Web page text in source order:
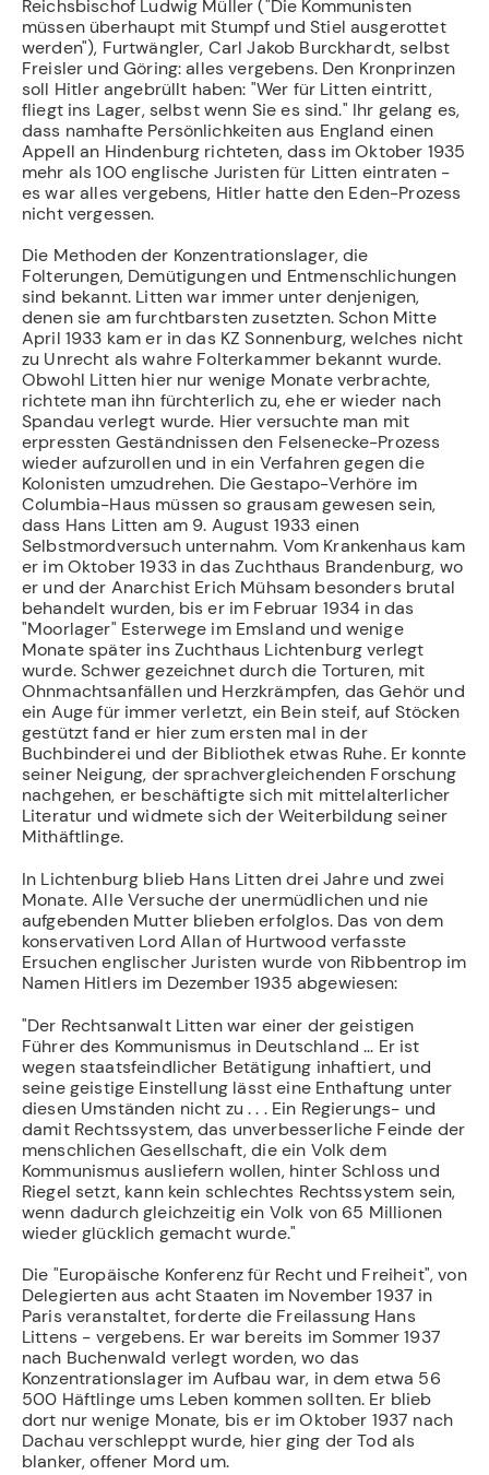
Reichsbi­schof Ludwig Müller ("Die Kommunisten
müssen überhaupt mit Stumpf und Stiel aus­gerottet
werden"), Furtwängler, Carl Jakob Burckhardt, selbst
Freisler und Göring: alles vergebens. Den Kronprinzen
soll Hitler angebrüllt haben: "Wer für Litten eintritt,
fliegt ins Lager, selbst wenn Sie es sind." Ihr gelang es,
dass namhafte Persönlichkeiten aus England einen
Appell an Hindenburg richteten, dass im Oktober 1935
mehr als 100 englische Juristen für Litten eintraten -
es war alles vergebens, Hitler hatte den Eden-Prozess
nicht vergessen.
Die Methoden der Konzentrationslager, die
Folterungen, Demütigungen und Ent­menschlichungen
sind bekannt. Litten war immer unter denjenigen,
denen sie am furchtbarsten zusetzten. Schon Mitte
April 1933 kam er in das KZ Sonnenburg, welches nicht
zu Unrecht als wahre Folterkammer bekannt wurde.
Obwohl Litten hier nur we­nige Monate verbrachte,
richtete man ihn fürchterlich zu, ehe er wieder nach
Spandau verlegt wurde. Hier versuchte man mit
erpressten Geständnissen den Felsenecke-Prozess
wieder aufzurollen und in ein Verfahren gegen die
Kolonisten umzudrehen. Die Ge­stapo-Verhöre im
Columbia-Haus müssen so grausam gewesen sein,
dass Hans Litten am 9. August 1933 einen
Selbstmordversuch unternahm. Vom Krankenhaus kam
er im Oktober 1933 in das Zuchthaus Brandenburg, wo
er und der Anarchist Erich Mühsam besonders brutal
behandelt wurden, bis er im Februar 1934 in das
"Moorlager" Ester­wege im Emsland und wenige
Monate später ins Zuchthaus Lichtenburg verlegt
wurde. Schwer gezeichnet durch die Torturen, mit
Ohnmachtsanfällen und Herzkrämpfen, das Gehör und
ein Auge für immer verletzt, ein Bein steif, auf Stöcken
gestützt fand er hier zum ersten mal in der
Buchbinderei und der Bibliothek etwas Ruhe. Er konnte
seiner Neigung, der sprachvergleichenden Forschung
nachgehen, er beschäftigte sich mit mit­telalterlicher
Literatur und widmete sich der Weiterbildung seiner
Mithäftlinge.
In Lichtenburg blieb Hans Litten drei Jahre und zwei
Monate. Alle Versuche der uner­müdlichen und nie
aufgebenden Mutter blieben erfolglos. Das von dem
konservativen Lord Allan of Hurtwood verfasste
Ersuchen englischer Juristen wurde von Ribbentrop im
Namen Hitlers im Dezember 1935 abgewiesen:
"Der Rechtsanwalt Litten war einer der geistigen
Führer des Kommunismus in Deutschland ... Er ist
wegen staatsfeindlicher Betätigung inhaftiert, und
seine geistige Einstellung lässt eine Enthaftung unter
diesen Umständen nicht zu . . . Ein Regierungs- und
damit Rechtssystem, das unverbesserliche Feinde der
menschlichen Gesellschaft, die ein Volk dem
Kommunismus ausliefern wollen, hinter Schloss und
Riegel setzt, kann kein schlechtes Rechtssystem sein,
wenn dadurch gleichzeitig ein Volk von 65 Millionen
wieder glücklich gemacht wurde."
Die "Europäische Konferenz für Recht und Freiheit", von
Delegierten aus acht Staaten im November 1937 in
Paris veranstaltet, forderte die Freilassung Hans
Littens - verge­bens. Er war bereits im Sommer 1937
nach Buchenwald verlegt worden, wo das
Konzentrationsla­ger im Aufbau war, in dem etwa 56
500 Häftlinge ums Leben kommen sollten. Er blieb
dort nur wenige Monate, bis er im Oktober 1937 nach
Dachau verschleppt wurde, hier ging der Tod als
blanker, offener Mord um.